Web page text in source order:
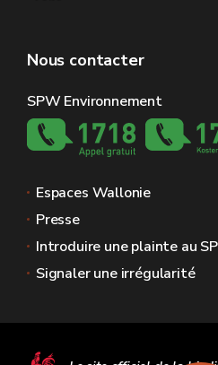
Nous contacter
SPW Environnement
Espaces Wallonie
Presse
Introduire une plainte au
Signaler une irrégularité